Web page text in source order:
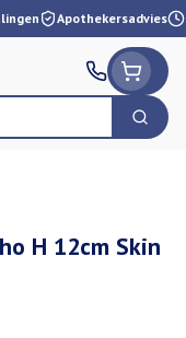
Apothekersadvies
Zoek
H 12cm Skin